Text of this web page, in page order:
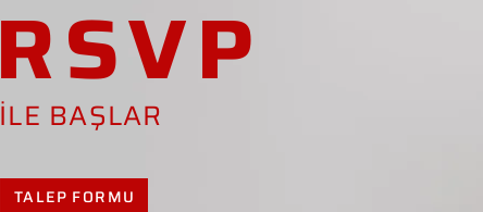
RSVP
İLE BAŞLAR
TALEP FORMU